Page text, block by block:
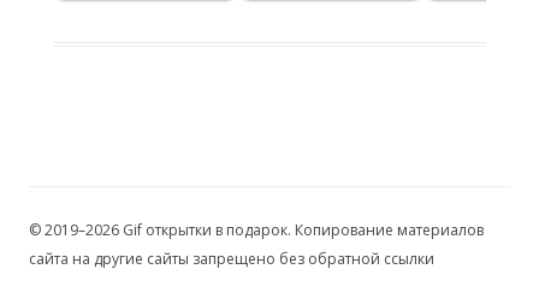
© 2019–2026 Gif открытки в подарок. Копирование материалов
сайта на другие сайты запрещено без обратной ссылки